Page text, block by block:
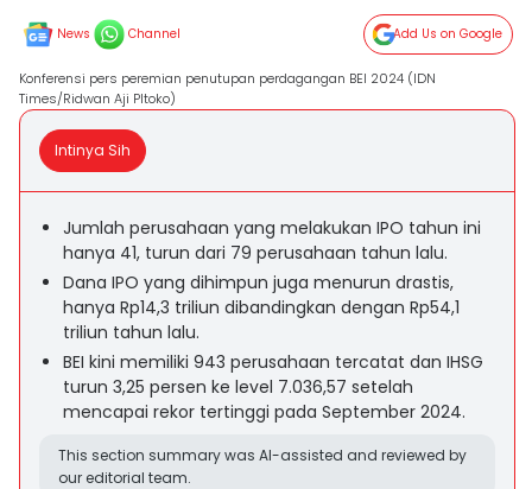
News Channel Add Us on Google
Konferensi pers peremian penutupan perdagangan BEI 2024 (IDN
Times/Ridwan Aji PItoko)
Intinya Sih
Jumlah perusahaan yang melakukan IPO tahun ini
hanya 41, turun dari 79 perusahaan tahun lalu.
Dana IPO yang dihimpun juga menurun drastis,
hanya Rp14,3 triliun dibandingkan dengan Rp54,1
triliun tahun lalu.
BEI kini memiliki 943 perusahaan tercatat dan IHSG
turun 3,25 persen ke level 7.036,57 setelah
mencapai rekor tertinggi pada September 2024.
This section summary was AI-assisted and reviewed by
our editorial team.